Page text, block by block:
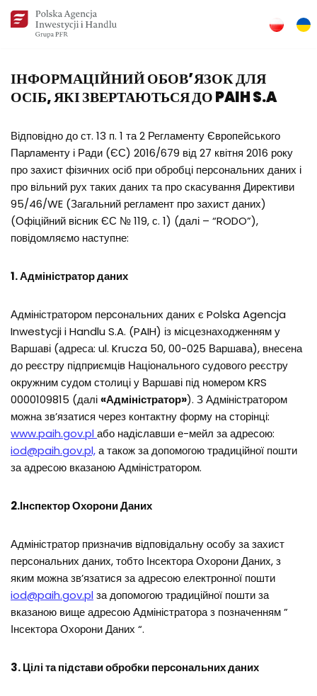
content
ІНФОРМАЦІЙНИЙ ОБОВ’ЯЗОК ДЛЯ
ОСІБ, ЯКІ ЗВЕРТАЮТЬСЯ ДО PAIH S.A
Відповідно до ст. 13 п. 1 та 2 Регламенту Європейського
Парламенту і Ради (ЄС) 2016/679 від 27 квітня 2016 року
про захист фізичних осіб при обробці персональних даних і
про вільний рух таких даних та про скасування Директиви
95/46/WE (Загальний регламент про захист даних)
(Офіційний вісник ЄС № 119, с. 1) (далі – “RODO”),
повідомляємо наступне:
1. Адміністратор даних
Адміністратором персональних даних є Polska Agencja
Inwestycji i Handlu S.A. (PAIH) із місцезнаходженням у
Варшаві (адреса: ul. Krucza 50, 00-025 Варшава), внесена
до реєстру підприємців Національного судового реєстру
окружним судом столиці у Варшаві під номером KRS
0000109815 (далі«Адміністратор»). З Адміністратором
можна зв’язатися через контактну форму на сторінці:
www.paih.gov.pl або надіславши е-мейл за адресою:
iod@paih.gov.pl,а також за допомогою традиційної пошти
за адресою вказаною Адміністратором.
2.Інспектор Охорони Даних
Адміністратор призначив відповідальну особу за захист
персональних даних, тобто Інсектора Охорони Даних, з
яким можна зв’язатися за адресою електронної пошти
iod@paih.gov.pl за допомогою традиційної пошти за
вказаною вище адресою Адміністратора з позначенням ”
Інсектора Охорони Даних “.
3. Цілі та підстави обробки персональних даних